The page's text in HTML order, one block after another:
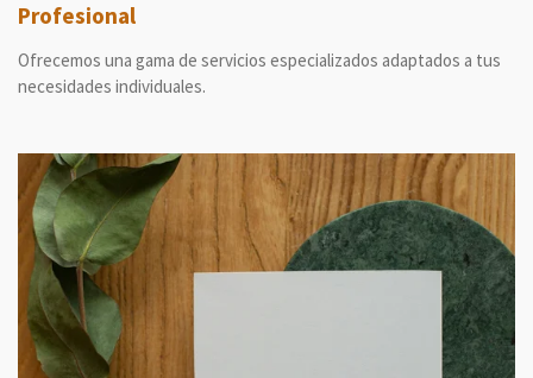
Profesional
Ofrecemos una gama de servicios especializados adaptados a tus
necesidades individuales.